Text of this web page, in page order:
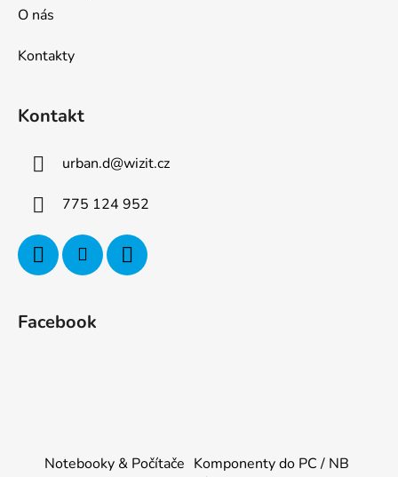
O nás
Kontakty
Kontakt
urban.d@wizit.cz
775 124 952
Facebook
Notebooky & Počítače Komponenty do PC / NB